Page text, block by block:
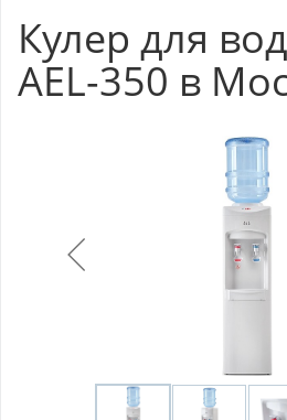
Кулер для
AEL-350 в